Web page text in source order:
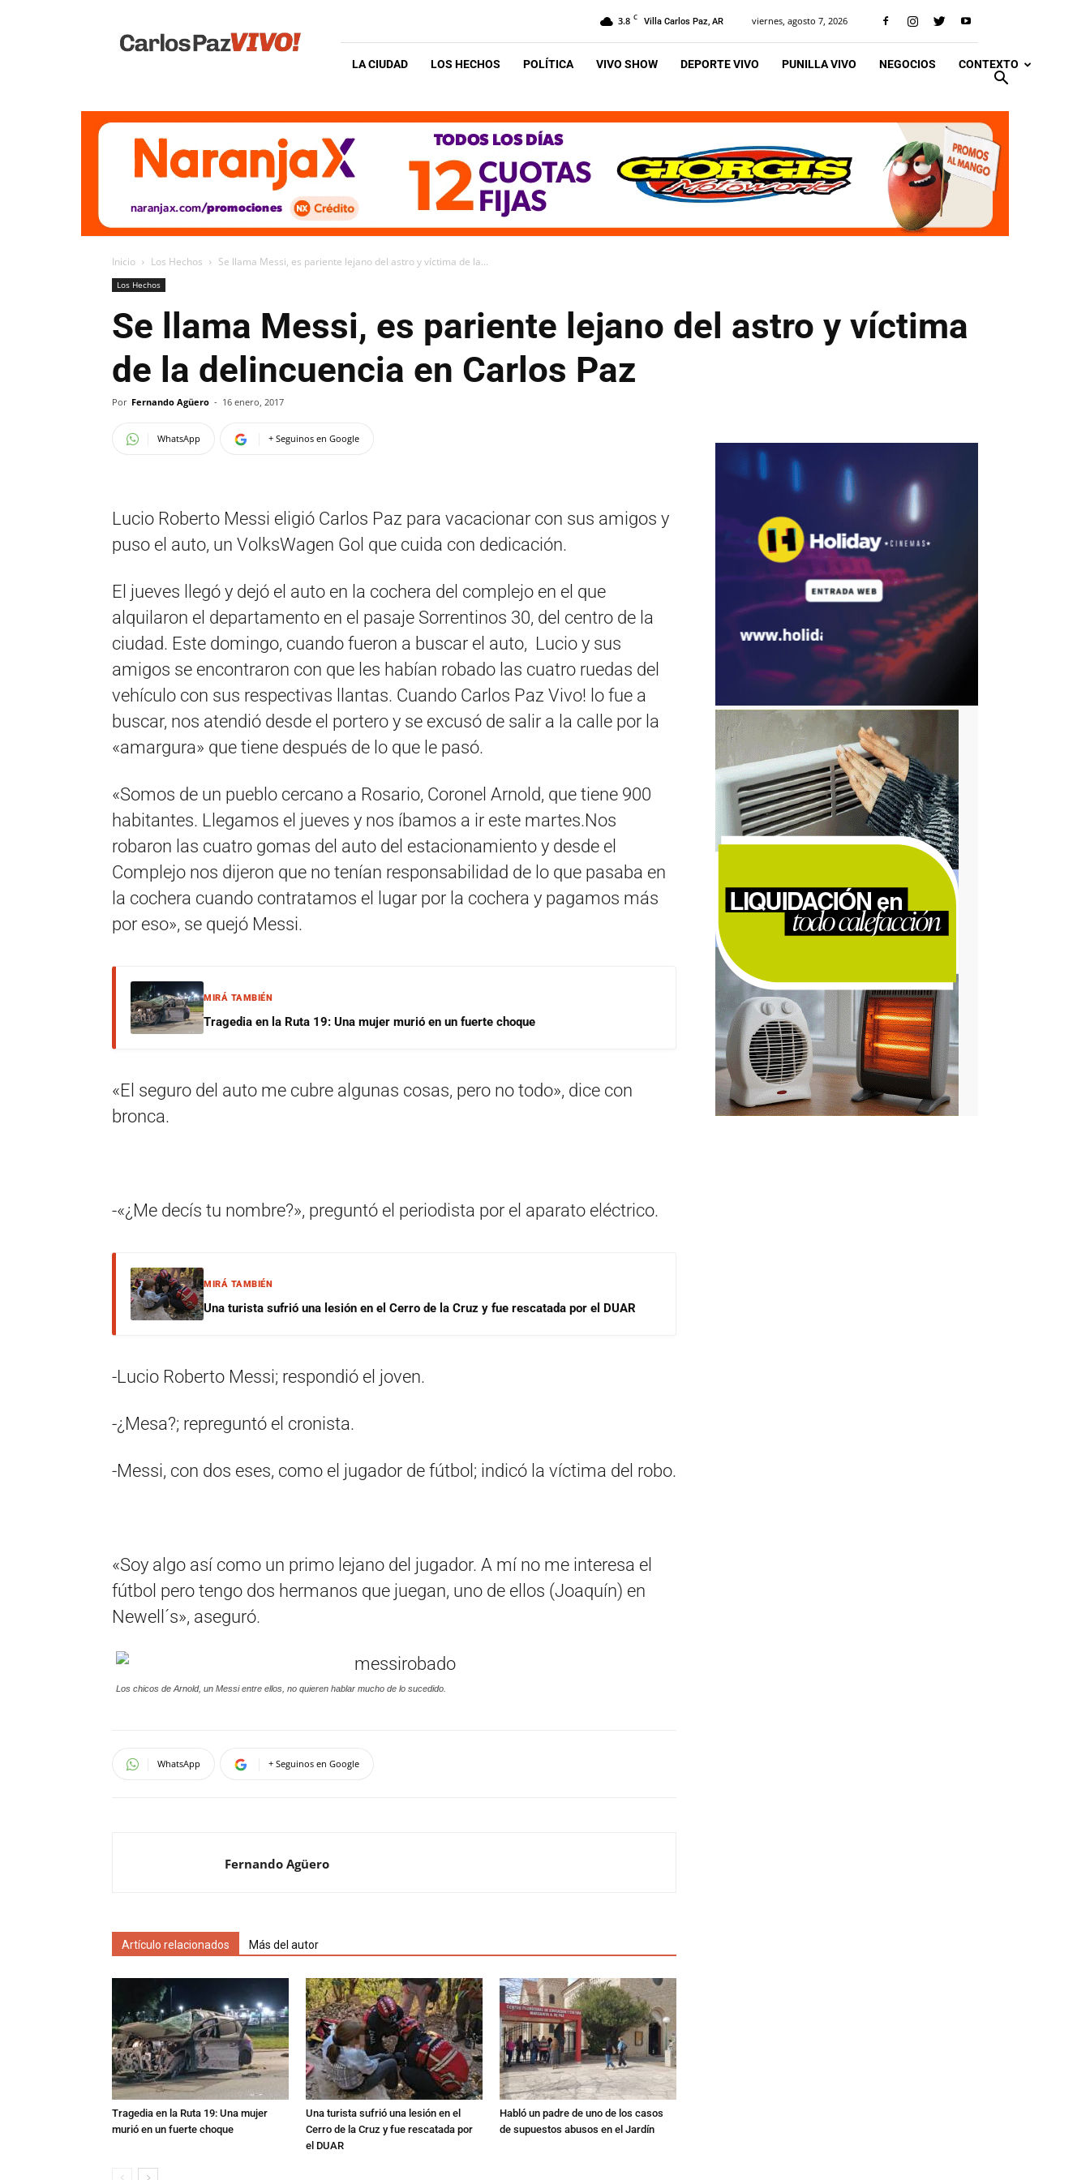
Vivo
3.8 C Villa Carlos Paz, AR viernes, agosto 7, 2026
LA CIUDAD LOS HECHOS POLÍTICA VIVO SHOW DEPORTE VIVO PUNILLA VIVO NEGOCIOS CONTEXTO
Inicio Los Hechos Se llama Messi, es pariente lejano del astro y víctima de la...
Los Hechos
Se llama Messi, es pariente lejano del astro y víctima
de la delincuencia en Carlos Paz
Por Fernando Agüero - 16 enero, 2017
WhatsApp + Seguinos en Google
Lucio Roberto Messi eligió Carlos Paz para vacacionar con sus amigos y
puso el auto, un VolksWagen Gol que cuida con dedicación.
El jueves llegó y dejó el auto en la cochera del complejo en el que
alquilaron el departamento en el pasaje Sorrentinos 30, del centro de la
ciudad. Este domingo, cuando fueron a buscar el auto, Lucio y sus
amigos se encontraron con que les habían robado las cuatro ruedas del
vehículo con sus respectivas llantas. Cuando Carlos Paz Vivo! lo fue a
buscar, nos atendió desde el portero y se excusó de salir a la calle por la
«amargura» que tiene después de lo que le pasó.
«Somos de un pueblo cercano a Rosario, Coronel Arnold, que tiene 900
habitantes. Llegamos el jueves y nos íbamos a ir este martes.Nos
robaron las cuatro gomas del auto del estacionamiento y desde el
Complejo nos dijeron que no tenían responsabilidad de lo que pasaba en
la cochera cuando contratamos el lugar por la cochera y pagamos más
por eso», se quejó Messi.
MIRÁ TAMBIÉN
Tragedia en la Ruta 19: Una mujer murió en un fuerte choque
«El seguro del auto me cubre algunas cosas, pero no todo», dice con
bronca.
-«¿Me decís tu nombre?», preguntó el periodista por el aparato eléctrico.
MIRÁ TAMBIÉN
Una turista sufrió una lesión en el Cerro de la Cruz y fue rescatada por el DUAR
-Lucio Roberto Messi; respondió el joven.
-¿Mesa?; repreguntó el cronista.
-Messi, con dos eses, como el jugador de fútbol; indicó la víctima del robo.
«Soy algo así como un primo lejano del jugador. A mí no me interesa el
fútbol pero tengo dos hermanos que juegan, uno de ellos (Joaquín) en
Newell´s», aseguró.
Los chicos de Arnold, un Messi entre ellos, no quieren hablar mucho de lo sucedido.
WhatsApp + Seguinos en Google
Fernando Agüero
Artículo relacionados Más del autor
Tragedia en la Ruta 19: Una mujer
murió en un fuerte choque
Una turista sufrió una lesión en el
Cerro de la Cruz y fue rescatada por
el DUAR
Habló un padre de uno de los casos
de supuestos abusos en el Jardín